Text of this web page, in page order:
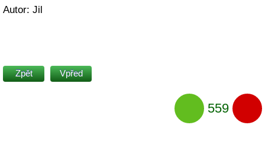
Autor: Jil
Zpět Vpřed
559